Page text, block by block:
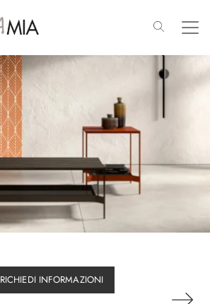
RICHIEDI INFORMAZIONI